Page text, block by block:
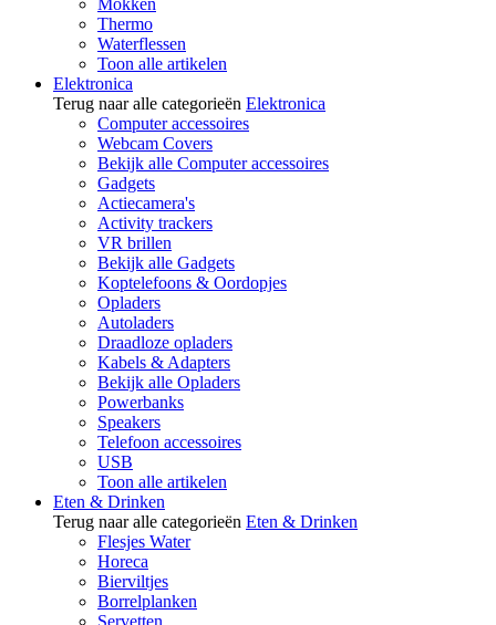
Mokken
Thermo
Waterflessen
Toon alle artikelen
Elektronica
Terug naar alle categorieën Elektronica
Computer accessoires
Webcam Covers
Bekijk alle Computer accessoires
Gadgets
Actiecamera's
Activity trackers
VR brillen
Bekijk alle Gadgets
Koptelefoons & Oordopjes
Opladers
Autoladers
Draadloze opladers
Kabels & Adapters
Bekijk alle Opladers
Powerbanks
Speakers
Telefoon accessoires
USB
Toon alle artikelen
Eten & Drinken
Terug naar alle categorieën Eten & Drinken
Flesjes Water
Horeca
Bierviltjes
Borrelplanken
Servetten